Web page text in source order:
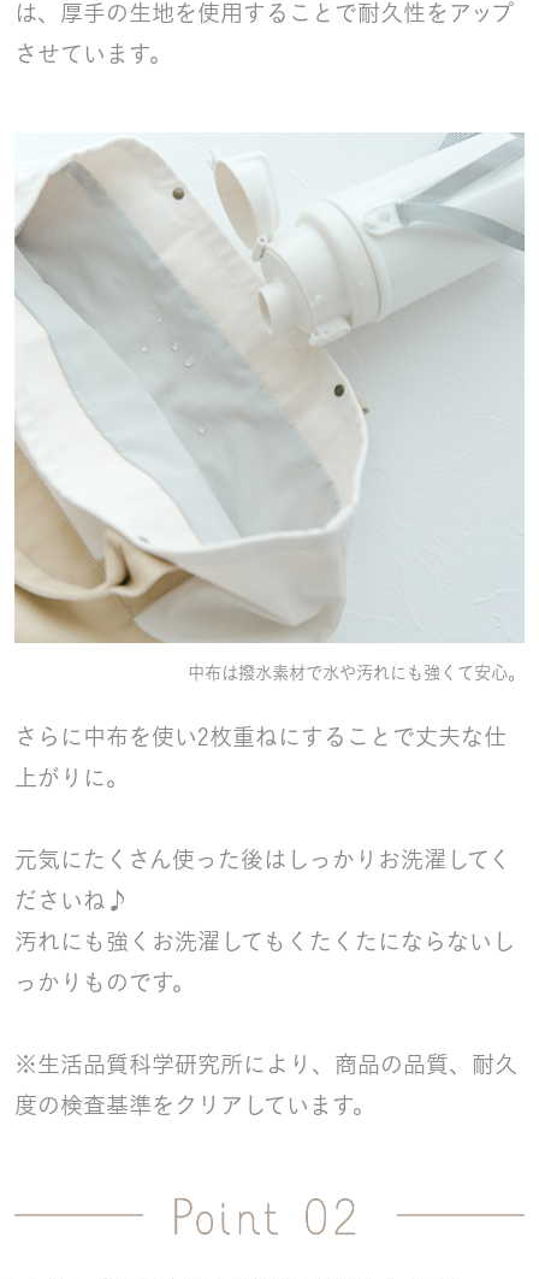
は、厚手の生地を使用することで耐久性をアップ
させています。
中布は撥水素材で水や汚れにも強くて安心。
さらに中布を使い2枚重ねにすることで丈夫な仕
上がりに。
元気にたくさん使った後はしっかりお洗濯してく
ださいね♪
汚れにも強くお洗濯してもくたくたにならないし
っかりものです。
※生活品質科学研究所により、商品の品質、耐久
度の検査基準をクリアしています。